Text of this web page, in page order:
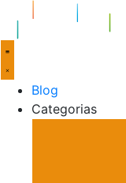
Blog
Categorias